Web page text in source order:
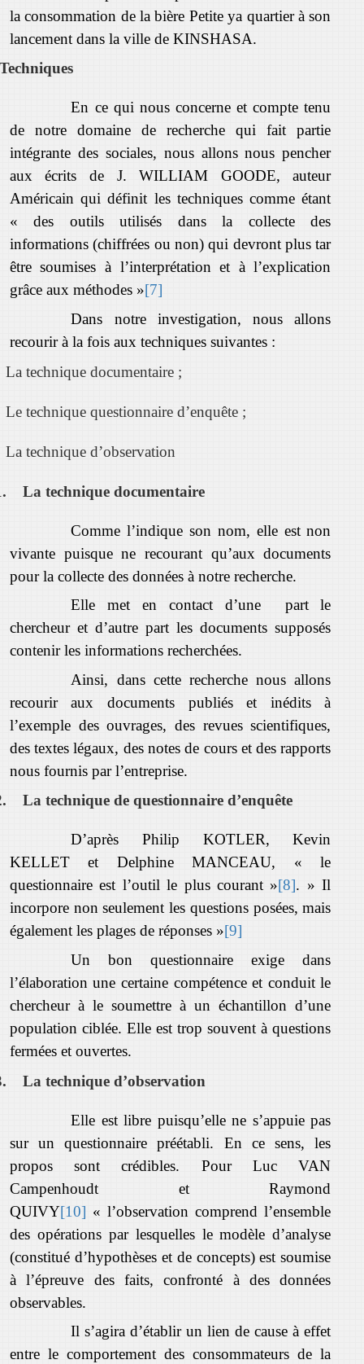
la consommation de la bière Petite ya quartier à son
lancement dans la ville de KINSHASA.
Techniques
En ce qui nous concerne et compte tenu
de notre domaine de recherche qui fait partie
intégrante des sociales, nous allons nous pencher
aux écrits de J. WILLIAM GOODE, auteur
Américain qui définit les techniques comme étant
« des outils utilisés dans la collecte des
informations (chiffrées ou non) qui devront plus tar
être soumises à l’interprétation et à l’explication
grâce aux méthodes »[7]
Dans notre investigation, nous allons
recourir à la fois aux techniques suivantes :
La technique documentaire ;
Le technique questionnaire d’enquête ;
La technique d’observation
La technique documentaire
Comme l’indique son nom, elle est non
vivante puisque ne recourant qu’aux documents
pour la collecte des données à notre recherche.
Elle met en contact d’une part le
chercheur et d’autre part les documents supposés
contenir les informations recherchées.
Ainsi, dans cette recherche nous allons
recourir aux documents publiés et inédits à
l’exemple des ouvrages, des revues scientifiques,
des textes légaux, des notes de cours et des rapports
nous fournis par l’entreprise.
La technique de questionnaire d’enquête
D’après Philip KOTLER, Kevin
KELLET et Delphine MANCEAU, « le
questionnaire est l’outil le plus courant »[8]. » Il
incorpore non seulement les questions posées, mais
également les plages de réponses »[9]
Un bon questionnaire exige dans
l’élaboration une certaine compétence et conduit le
chercheur à le soumettre à un échantillon d’une
population ciblée. Elle est trop souvent à questions
fermées et ouvertes.
La technique d’observation
Elle est libre puisqu’elle ne s’appuie pas
sur un questionnaire préétabli. En ce sens, les
propos sont crédibles. Pour Luc VAN
Campenhoudt et Raymond
QUIVY[10] « l’observation comprend l’ensemble
des opérations par lesquelles le modèle d’analyse
(constitué d’hypothèses et de concepts) est soumise
à l’épreuve des faits, confronté à des données
observables.
Il s’agira d’établir un lien de cause à effet
entre le comportement des consommateurs de la